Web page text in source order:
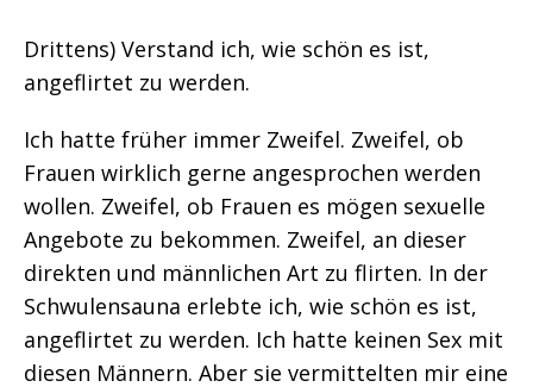
Drittens) Verstand ich, wie schön es ist,
angeflirtet zu werden.
Ich hatte früher immer Zweifel. Zweifel, ob
Frauen wirklich gerne angesprochen werden
wollen. Zweifel, ob Frauen es mögen sexuelle
Angebote zu bekommen. Zweifel, an dieser
direkten und männlichen Art zu flirten. In der
Schwulensauna erlebte ich, wie schön es ist,
angeflirtet zu werden. Ich hatte keinen Sex mit
diesen Männern. Aber sie vermittelten mir eine